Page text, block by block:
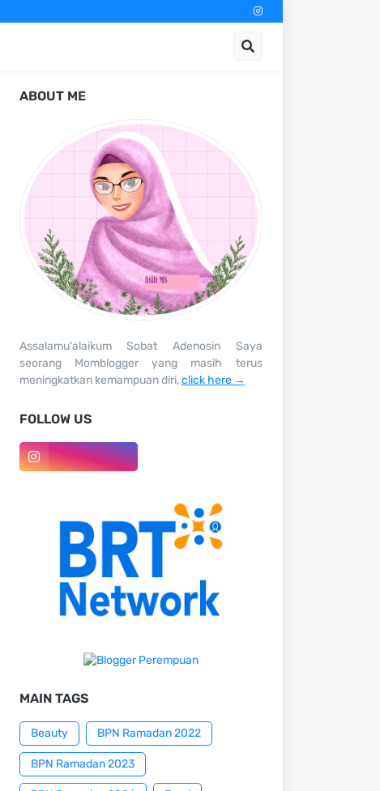
ABOUT ME
Assalamu'alaikum Sobat Adenosin Saya
seorang Momblogger yang masih terus
meningkatkan kemampuan diri,click here →
FOLLOW US
MAIN TAGS
Beauty BPN Ramadan 2022
BPN Ramadan 2023